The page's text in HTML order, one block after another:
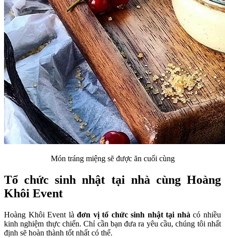
Món tráng miệng sẽ được ăn cuối cùng
Tổ chức sinh nhật tại nhà cùng Hoàng
Khôi Event
Hoàng Khôi Event làđơn vị tổ chức sinh nhật tại nhà có nhiều
kinh nghiệm thực chiến. Chỉ cần bạn đưa ra yêu cầu, chúng tôi nhất
định sẽ hoàn thành tốt nhất có thể.